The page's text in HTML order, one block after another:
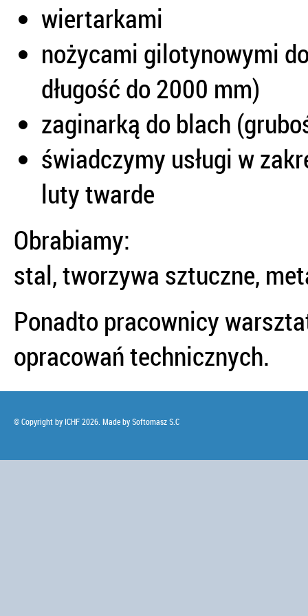
wiertarkami
nożycami gilotynowymi
długość do 2000 mm)
zaginarką do blach
świadczymy usługi w
luty twarde
Obrabiamy:
stal, tworzywa sztuczne,
Ponadto pracownicy
opracowań technicznych.
© Copyright by ICHF 2026. Made bySoftomasz S.C